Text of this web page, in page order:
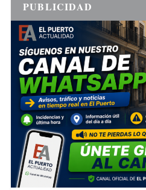
PUBLICIDAD